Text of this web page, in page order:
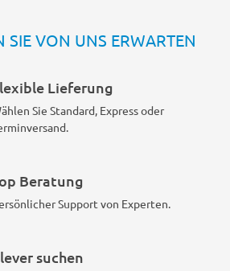
SIE VON UNS ERWARTEN
Lieferung
Sie Standard, Express oder
Beratung
Support von Experten.
suchen